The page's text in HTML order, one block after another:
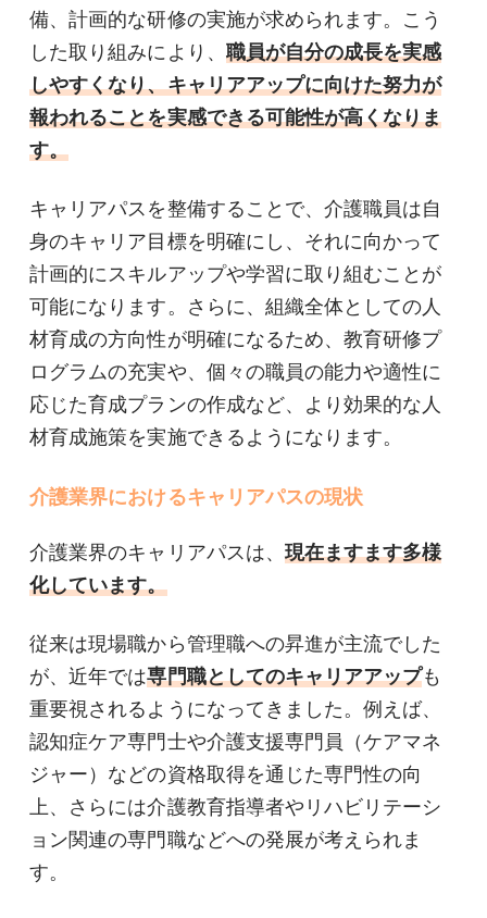
備、計画的な研修の実施が求められます。こう
した取り組みにより、 職員が自分の成長を実感
しやすくなり、キャリアアップに向けた努力が
報われることを実感できる可能性が高くなりま
す。
キャリアパスを整備することで、介護職員は自
身のキャリア目標を明確にし、それに向かって
計画的にスキルアップや学習に取り組むことが
可能になります。さらに、組織全体としての人
材育成の方向性が明確になるため、教育研修プ
ログラムの充実や、個々の職員の能力や適性に
応じた育成プランの作成など、より効果的な人
材育成施策を実施できるようになります。
介護業界におけるキャリアパスの現状
介護業界のキャリアパスは、 現在ますます多様
化しています。
従来は現場職から管理職への昇進が主流でした
が、近年では専門職としてのキャリアアップも
重要視されるようになってきました。例えば、
認知症ケア専門士や介護支援専門員（ケアマネ
ジャー）などの資格取得を通じた専門性の向
上、さらには介護教育指導者やリハビリテーシ
ョン関連の専門職などへの発展が考えられま
す。